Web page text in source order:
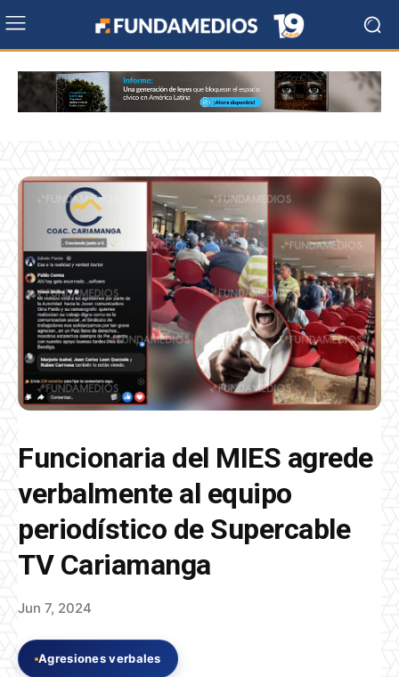
Funcionaria del MIES agrede
verbalmente al equipo
periodístico de Supercable
TV Cariamanga
Jun 7, 2024
Agresiones verbales